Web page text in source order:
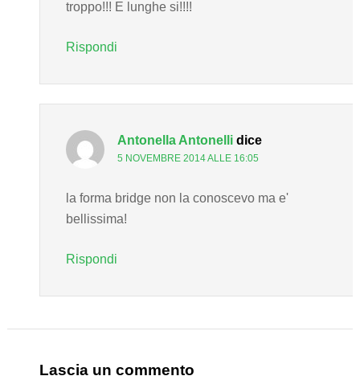
troppo!!! E lunghe si!!!!
Rispondi
Antonella Antonelli dice
5 NOVEMBRE 2014 ALLE 16:05
la forma bridge non la conoscevo ma e'
bellissima!
Rispondi
Lascia un commento